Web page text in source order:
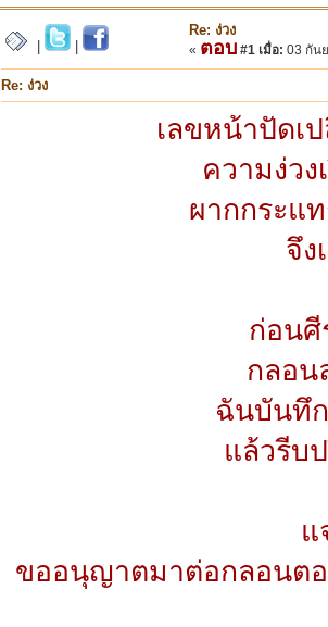
Re: ง่วง
« ตอบ #1 เมื่อ: 03 กัน
Re: ง่วง
เลขหน้าปัดเ
ความง่วง
ผากกระแ
จึง
ก่อนศี
กลอน
ฉันบันทึก
แล้วรีบ
แ
ขออนุญาตมาต่อกลอนต